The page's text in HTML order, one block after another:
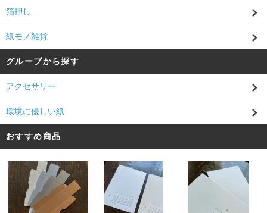
箔押し
紙モノ雑貨
グループから探す
アクセサリー
環境に優しい紙
おすすめ商品